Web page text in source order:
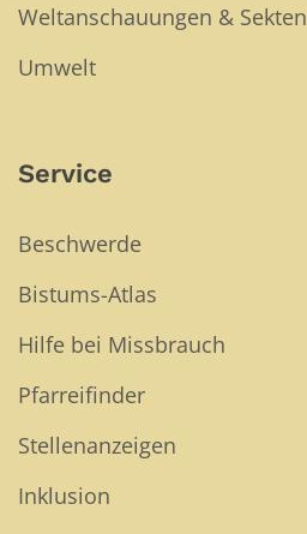
Weltanschauungen & Sekten
Umwelt
Service
Beschwerde
Bistums-Atlas
Hilfe bei Missbrauch
Pfarreifinder
Stellenanzeigen
Inklusion